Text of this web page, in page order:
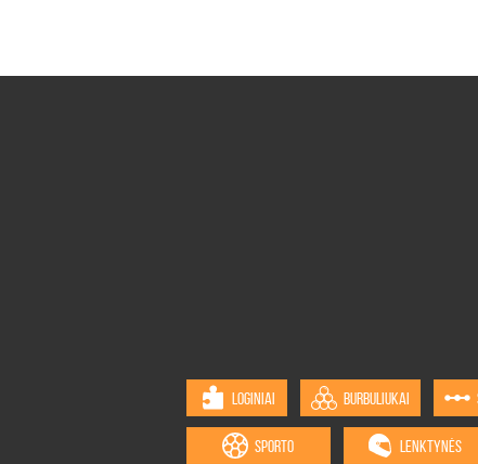
LOGINIAI BURBULIUKAI
SPORTO LENKTYNĖS